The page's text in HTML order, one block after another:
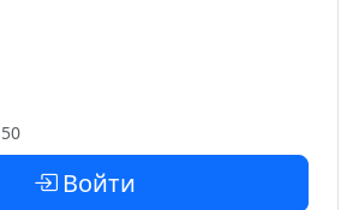
Войти